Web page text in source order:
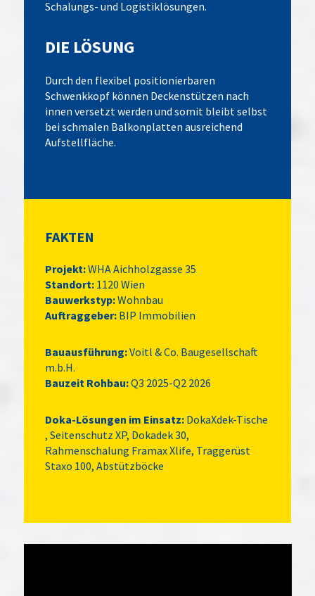
Schalungs- und Logistiklösungen.
DIE LÖSUNG
Durch den flexibel positionierbaren
Schwenkkopf können Deckenstützen nach
innen versetzt werden und somit bleibt selbst
bei schmalen Balkonplatten ausreichend
Aufstellfläche.
FAKTEN
Projekt:WHA Aichholzgasse 35
Standort: 1120 Wien
Bauwerkstyp:Wohnbau
Auftraggeber: BIP Immobilien
Bauausführung:Voitl & Co. Baugesellschaft
m.b.H.
Bauzeit Rohbau:Q3 2025-Q2 2026
Doka-Lösungen im Einsatz: DokaXdek-Tische
, Seitenschutz XP, Dokadek 30,
Rahmenschalung Framax Xlife, Traggerüst
Staxo 100, Abstützböcke